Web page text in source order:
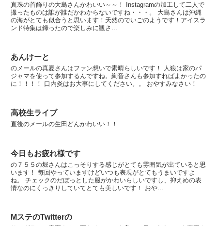
真珠の首飾りの大島さんかわいい～～！ Instagramの加工して二人で
撮ったものは誰が誰だかわからないですね・・・。 大島さんは沖縄
の海がとても似合うと思います！天然のでいごのようです！アイスラ
ンド特集は録ったので楽しみに観さ...
あんけーと
のメールの真夏さんはファン想いで素晴らしいです！ 人狼は家のパ
ジャマを使って参加するんですね。絢音さんも参加すればよかったの
に！！！！ 口内炎はお大事にしてください。。 おやすみなさい！
高校生ライブ
直後のメールの生田どんかわいい！！
今日もお疲れ様です
の７５５の堀さんはこっそりする感じがとても雰囲気が出ていると思
います！ 毎回やっていますけどいつも表現がとてもうまいですよ
ね。 チェックのだぼっとした服がかわいらしいですし、抑えめの表
情なのにくっきりしていてとても美しいです！ おや...
MステのTwitterの